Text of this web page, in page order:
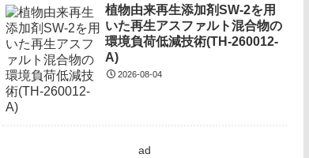
植物由来再生添加剤SW-2を用
いた再生アスファルト混合物の
環境負荷低減技術(TH-260012-
A)
2026-08-04
ad